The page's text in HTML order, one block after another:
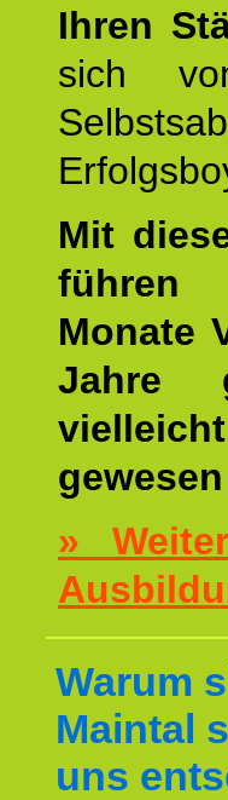
Ihren
sich
Mit
führen
Monate
Jahre
»
Warum
Maintal
uns